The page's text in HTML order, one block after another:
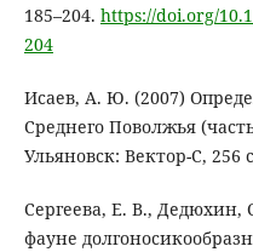
185–204. https://doi.org/
204
Исаев, А. Ю. (2007)
Среднего Поволжья
Ульяновск: Вектор-С, 256
Сергеева, Е. В.,
фауне